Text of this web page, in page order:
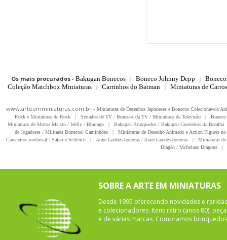
Os mais procurados- Bakugan Bonecos | Boneco Johnny Depp |
Coleção Matchbox Miniaturas
| Carrinhos do Batman | Miniaturas de
www.arteemminiaturas.com.br - Miniaturas de Desenhos Japoneses e Bonecos Colecionáveis
Rock e Miniaturas de Rock
| Seriados de TV / Bonecos da TV / Miniaturas da Televisão |
Miniaturas de Motos Maisto / Welly / Bburago
| Bakugan Brinquedos / Bakugan Guerreiros da Batalha
de Jogadores / Militares Bonecos/ Caminhões
|
Miniaturas de Desenho Animado e Action Figures
Cavaleiros medieval / Safari e Schleich
| Anne Geddes bonecas / Anne Guedes bonecas |
Miniaturas
Dragão / Mcfarlane Dragons
|
SOBRE A ARTE EM MINIATURAS
Desde 1995 oferecendo novidades e
e colecionadores. Itens retro (anos 80),
e de várias marcas. Compramos